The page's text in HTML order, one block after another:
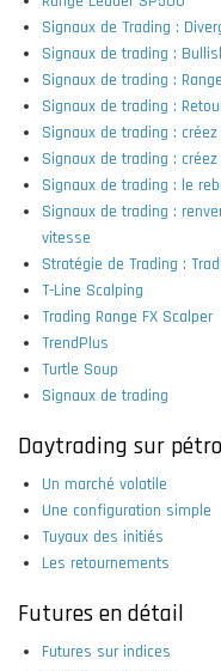
Signaux de Trading :
Signaux de trading :
Signaux de trading :
Signaux de trading :
Signaux de trading :
Signaux de trading :
Signaux de trading : le
Signaux de trading :
vitesse
Stratégie de Trading :
T-Line Scalping
Trading Range FX Scalper
TrendPlus
Turtle Soup
Signaux de trading
Daytrading sur
Un marché volatile
Une configuration simple
Tuyaux des initiés
Les retournements
Futures en détail
Futures sur indices